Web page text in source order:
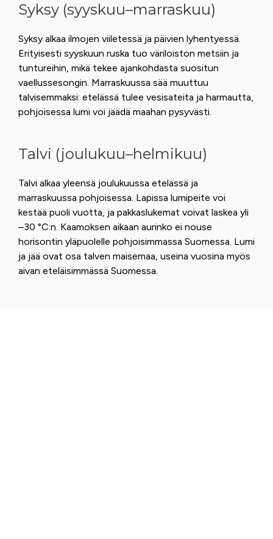
Syksy (syyskuu–marraskuu)
Syksy alkaa ilmojen viiletessä ja päivien lyhentyessä.
Erityisesti syyskuun ruska tuo väriloiston metsiin ja
tuntureihin, mikä tekee ajankohdasta suositun
vaellussesongin. Marraskuussa sää muuttuu
talvisemmaksi: etelässä tulee vesisateita ja harmautta,
pohjoisessa lumi voi jäädä maahan pysyvästi.
Talvi (joulukuu–helmikuu)
Talvi alkaa yleensä joulukuussa etelässä ja
marraskuussa pohjoisessa. Lapissa lumipeite voi
kestää puoli vuotta, ja pakkaslukemat voivat laskea yli
–30 °C:n. Kaamoksen aikaan aurinko ei nouse
horisontin yläpuolelle pohjoisimmassa Suomessa. Lumi
ja jää ovat osa talven maisemaa, useina vuosina myös
aivan eteläisimmässä Suomessa.